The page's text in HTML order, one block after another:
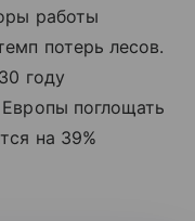
работы
потерь лесов.
году
поглощать
на 39%